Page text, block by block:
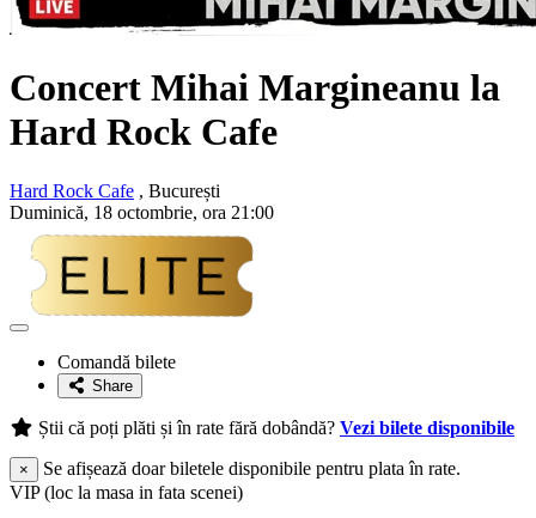
Concert Mihai Margineanu la
Hard Rock Cafe
Hard Rock Cafe , București
Duminică, 18 octombrie, ora 21:00
Adaugă
favoriteComandă bilete
Share
Știi că poți plăti și în rate fără dobândă? Vezi bilete disponibile
×
Se afișează doar biletele disponibile pentru plata în rate.
VIP (loc la masa in fata scenei)